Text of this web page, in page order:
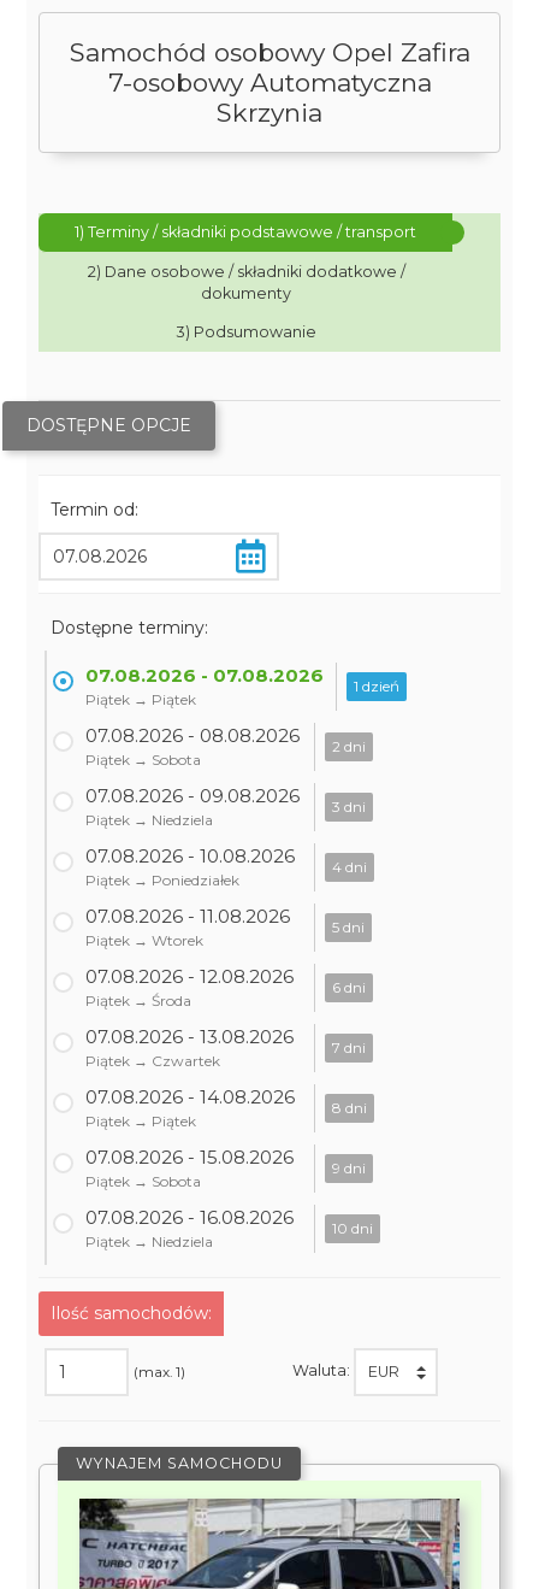
Samochód osobowy Opel Zafira
7-osobowy Automatyczna
Skrzynia
1) Terminy / składniki podstawowe / transport
2) Dane osobowe / składniki dodatkowe /
dokumenty
3) Podsumowanie
DOSTĘPNE OPCJE
Termin od:
Dostępne terminy:
07.08.2026 - 07.08.2026
Piątek → Piątek
1 dzień
07.08.2026 - 08.08.2026
Piątek → Sobota
2 dni
07.08.2026 - 09.08.2026
Piątek → Niedziela
3 dni
07.08.2026 - 10.08.2026
Piątek → Poniedziałek
4 dni
07.08.2026 - 11.08.2026
Piątek → Wtorek
5 dni
07.08.2026 - 12.08.2026
Piątek → Środa
6 dni
07.08.2026 - 13.08.2026
Piątek → Czwartek
7 dni
07.08.2026 - 14.08.2026
Piątek → Piątek
8 dni
07.08.2026 - 15.08.2026
Piątek → Sobota
9 dni
07.08.2026 - 16.08.2026
Piątek → Niedziela
10 dni
Ilość samochodów:
(max. 1) Waluta:
WYNAJEM SAMOCHODU